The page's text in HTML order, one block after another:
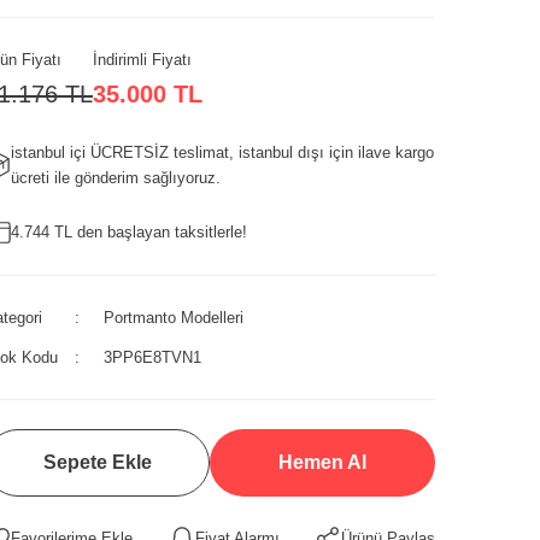
Fiyatı
TL
İndirimli Fiyatı
35.000 TL
istanbul içi ÜCRETSİZ teslimat, istanbul dışı için ilave kargo
ücreti ile gönderim sağlıyoruz.
4.744 TL den başlayan taksitlerle!
Portmanto Modelleri
Kodu 3PP6E8TVN1
Sepete Ekle Hemen Al